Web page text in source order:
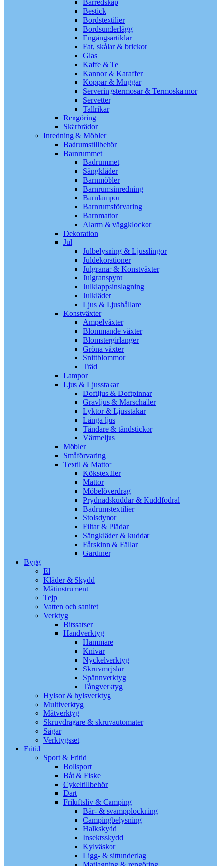
Barredskap
Bestick
Bordstextilier
Bordsunderlägg
Engångsartiklar
Fat, skålar & brickor
Glas
Kaffe & Te
Kannor & Karaffer
Koppar & Muggar
Serveringstermosar & Termoskannor
Servetter
Tallrikar
Rengöring
Skärbrädor
Inredning & Möbler
Badrumstillbehör
Barnrummet
Badrummet
Sängkläder
Barnmöbler
Barnrumsinredning
Barnlampor
Barnrumsförvaring
Barnmattor
Alarm & väggklockor
Dekoration
Jul
Julbelysning & Ljusslingor
Juldekorationer
Julgranar & Konstväxter
Julgranspynt
Julklappsinslagning
Julkläder
Ljus & Ljushållare
Konstväxter
Ampelväxter
Blommande växter
Blomstergirlanger
Gröna växter
Snittblommor
Träd
Lampor
Ljus & Ljusstakar
Doftljus & Doftpinnar
Gravljus & Marschaller
Lyktor & Ljusstakar
Långa ljus
Tändare & tändstickor
Värmeljus
Möbler
Småförvaring
Textil & Mattor
Kökstextiler
Mattor
Möbelöverdrag
Prydnadskuddar & Kuddfodral
Badrumstextilier
Stolsdynor
Filtar & Plädar
Sängkläder & kuddar
Fårskinn & Fällar
Gardiner
Bygg
El
Kläder & Skydd
Mätinstrument
Tejp
Vatten och sanitet
Verktyg
Bitssatser
Handverktyg
Hammare
Knivar
Nyckelverktyg
Skruvmejslar
Spännverktyg
Tångverktyg
Hylsor & hylsverktyg
Multiverktyg
Mätverktyg
Skruvdragare & skruvautomater
Sågar
Verktygsset
Fritid
Sport & Fritid
Bollsport
Båt & Fiske
Cykeltillbehör
Dart
Friluftsliv & Camping
Bär- & svampplockning
Campingbelysning
Halkskydd
Insektsskydd
Kylväskor
Ligg- & sittunderlag
Matlagning & rengöring